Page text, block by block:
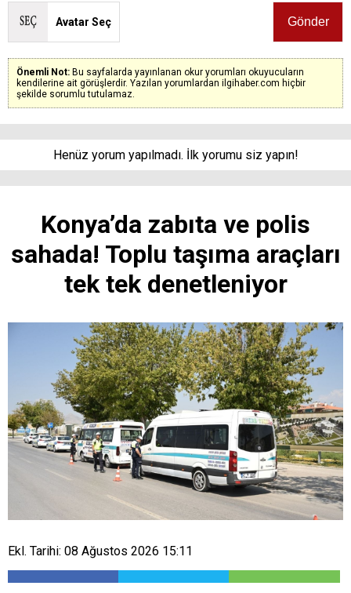
Avatar Seç
Önemli Not: Bu sayfalarda yayınlanan okur yorumları okuyucuların
kendilerine ait görüşlerdir. Yazılan yorumlardan ilgihaber.com hiçbir
şekilde sorumlu tutulamaz.
Henüz yorum yapılmadı. İlk yorumu siz yapın!
Konya’da zabıta ve polis
sahada! Toplu taşıma araçları
tek tek denetleniyor
Ekl. Tarihi: 08 Ağustos 2026 15:11